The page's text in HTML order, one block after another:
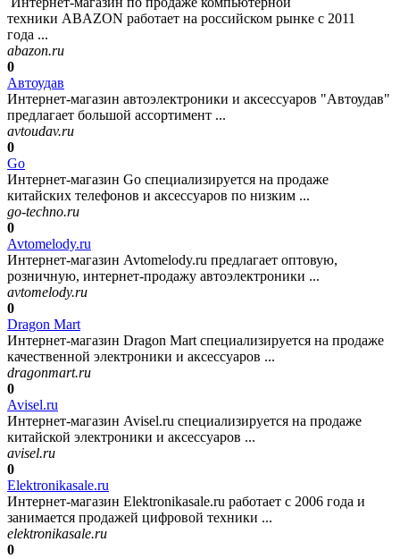
техники ABAZON работает на российском рынке с 2011
года ...
abazon.ru
0
Автоудав
Интернет-магазин автоэлектроники и аксессуаров "Автоудав"
предлагает большой ассортимент ...
avtoudav.ru
0
Go
Интернет-магазин Go специализируется на продаже
китайских телефонов и аксессуаров по низким ...
go-techno.ru
0
Avtomelody.ru
Интернет-магазин Avtomelody.ru предлагает оптовую,
розничную, интернет-продажу автоэлектроники ...
avtomelody.ru
0
Dragon Mart
Интернет-магазин Dragon Mart специализируется на продаже
качественной электроники и аксессуаров ...
dragonmart.ru
0
Avisel.ru
Интернет-магазин Avisel.ru специализируется на продаже
китайской электроники и аксессуаров ...
avisel.ru
0
Elektronikasale.ru
Интернет-магазин Elektronikasale.ru работает с 2006 года и
занимается продажей цифровой техники ...
elektronikasale.ru
0